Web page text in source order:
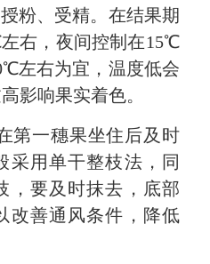
粉、受精。在结果期
右，夜间控制在15℃
左右为宜，温度低会
影响果实着色。
一穗果坐住后及时
采用单干整枝法，同
，要及时抹去，底部
改善通风条件，降低